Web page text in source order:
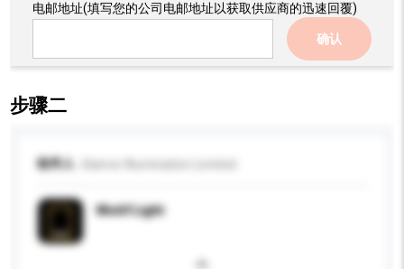
电邮地址(填写您的公司电邮地址以获取供应商的迅速回覆)
确认
步骤二
收件人
Motif Light